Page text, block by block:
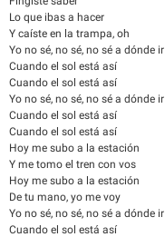
Lo que ibas a hacer
Y caíste en la trampa, oh
Yo no sé, no sé, no sé a dónde ir
Cuando el sol está así
Cuando el sol está así
Yo no sé, no sé, no sé a dónde ir
Cuando el sol está así
Cuando el sol está así
Hoy me subo a la estación
Y me tomo el tren con vos
Hoy me subo a la estación
De tu mano, yo me voy
Yo no sé, no sé, no sé a dónde ir
Cuando el sol está así